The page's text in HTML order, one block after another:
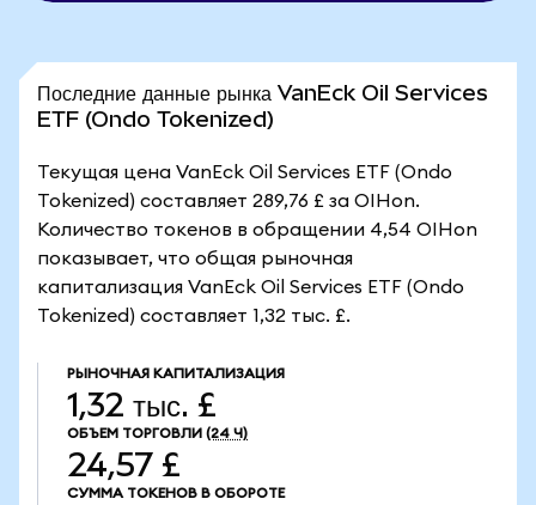
Последние данные рынка VanEck Oil Services
ETF (Ondo Tokenized)
Текущая цена VanEck Oil Services ETF (Ondo
Tokenized) составляет 289,76 £ за OIHon.
Количество токенов в обращении 4,54 OIHon
показывает, что общая рыночная
капитализация VanEck Oil Services ETF (Ondo
Tokenized) составляет 1,32 тыс. £.
РЫНОЧНАЯ КАПИТАЛИЗАЦИЯ
1,32 тыс. £
ОБЪЕМ ТОРГОВЛИ (24 Ч)
24,57 £
СУММА ТОКЕНОВ В ОБОРОТЕ